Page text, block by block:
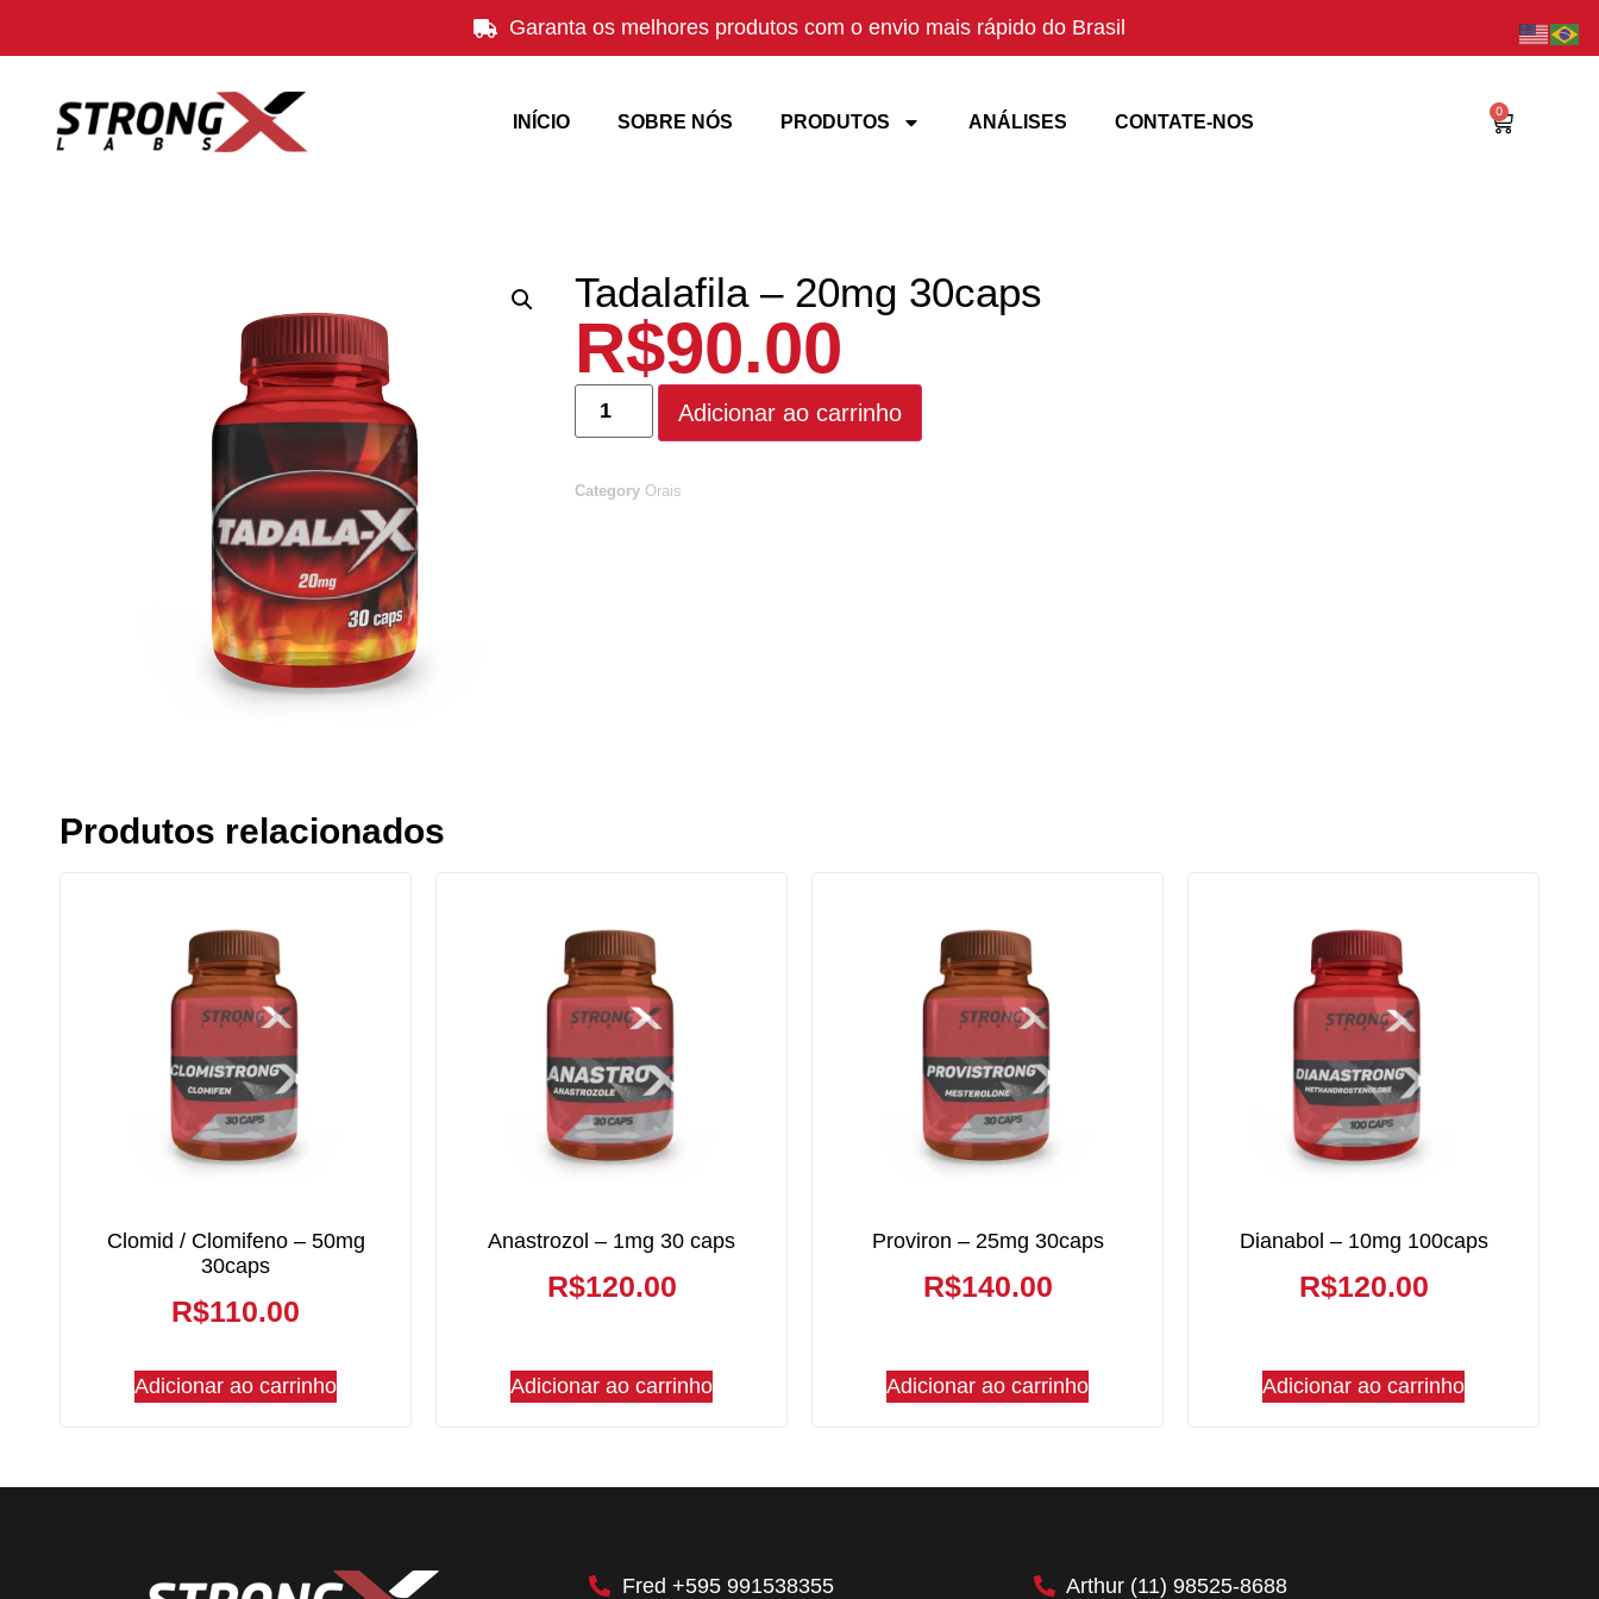
Garanta os melhores produtos com o envio mais rápido do Brasil
INÍCIO SOBRE NÓS PRODUTOS ANÁLISES CONTATE-NOS
0
Tadalafila – 20mg 30caps
R$90.00
Adicionar ao carrinho
Category Orais
Produtos relacionados
Clomid / Clomifeno – 50mg
30caps
R$110.00
Adicionar ao carrinho
Anastrozol – 1mg 30 caps
R$120.00
Adicionar ao carrinho
Proviron – 25mg 30caps
R$140.00
Adicionar ao carrinho
Dianabol – 10mg 100caps
R$120.00
Adicionar ao carrinho
Fred +595 991538355 Arthur (11) 98525-8688